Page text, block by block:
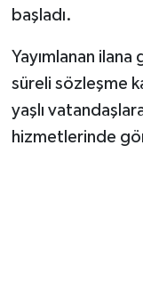
başladı.
Yayımlanan
süreli sözleşme
yaşlı
hizmetlerinde